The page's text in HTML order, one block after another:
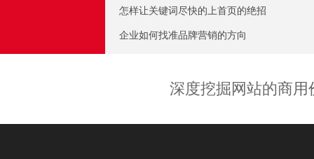
怎样让关键词尽快的上首页的绝招
企业如何找准品牌营销的方向
深度挖掘网站的商